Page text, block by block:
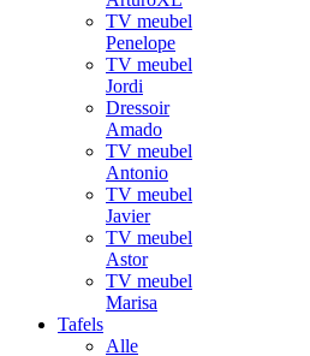
TV meubel
Penelope
TV meubel
Jordi
Dressoir
Amado
TV meubel
Antonio
TV meubel
Javier
TV meubel
Astor
TV meubel
Marisa
Tafels
Alle